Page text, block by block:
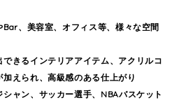
Bar、美容室、オフィス等、様々な空間
できるインテリアアイテム、アクリルコ
えられ、高級感のある仕上がり
シャン、サッカー選手、NBAバスケット